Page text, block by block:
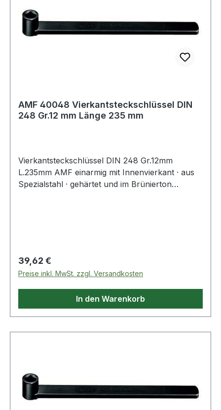
AMF 40048 Vierkantsteckschlüssel DIN
248 Gr.12 mm Länge 235 mm
Vierkantsteckschlüssel DIN 248 Gr.12mm
L.235mm AMF einarmig mit Innenvierkant · aus
Spezialstahl · gehärtet und im Brünierton
Regulärer Preis:
39,62 €
Preise inkl. MwSt. zzgl. Versandkosten
In den Warenkorb